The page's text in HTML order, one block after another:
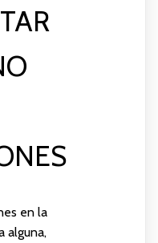
en la
alguna,